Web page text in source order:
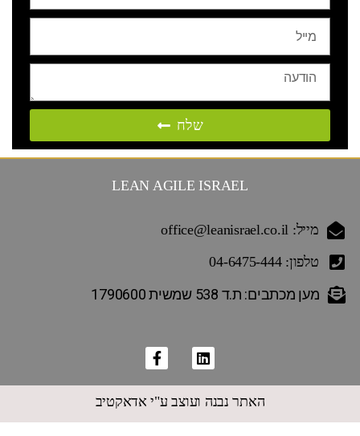
שלח
LEAN AGILE ISRAEL
מייל: office@leanisrael.co.il
טלפון: 04-6475-444
מען מכתבים: ת.ד 538 שמשית 1790600
האתר נבנה ועוצב ע"י אדאקטיב